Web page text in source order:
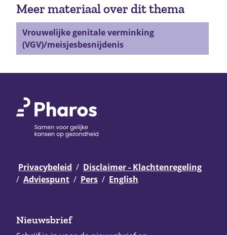
Meer materiaal over dit thema
Vrouwelijke genitale verminking
(VGV)/meisjesbesnijdenis
Privacybeleid
Disclaimer - Klachtenregeling
Adviespunt
Pers English
Nieuwsbrief